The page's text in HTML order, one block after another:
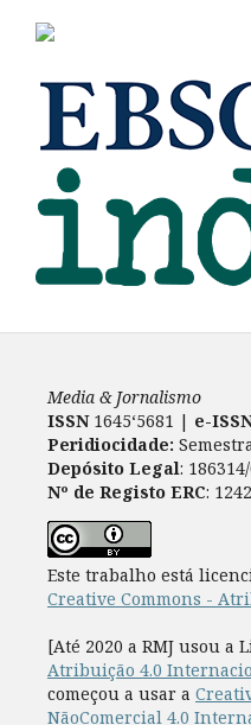
Media & Jornalismo
ISSN 1645‘5681 | e-
Peridiocidade:
Depósito Legal:
Nº de Registo ERC:
Este trabalho está
Creative Commons -
[Até 2020 a RMJ usou a
Atribuição 4.0
começou a usar a
NãoComercial 4.0